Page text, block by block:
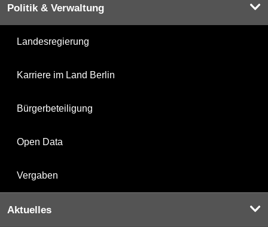
Politik & Verwaltung
Landesregierung
Karriere im Land Berlin
Bürgerbeteiligung
Open Data
Vergaben
Aktuelles